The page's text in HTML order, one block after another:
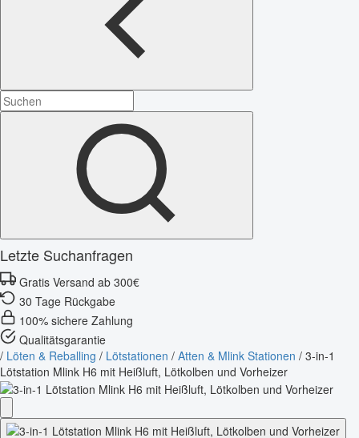
Letzte Suchanfragen
Gratis Versand ab 300€
30 Tage Rückgabe
100% sichere Zahlung
Qualitätsgarantie
/ Löten & Reballing / Lötstationen / Atten & Mlink Stationen / 3-in-1
Lötstation Mlink H6 mit Heißluft, Lötkolben und Vorheizer